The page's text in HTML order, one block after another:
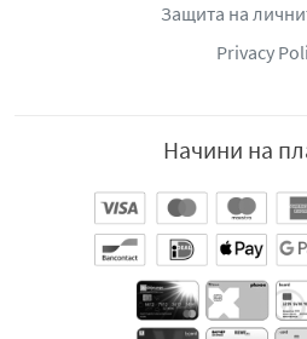
Защита на
Privacy
Начини на